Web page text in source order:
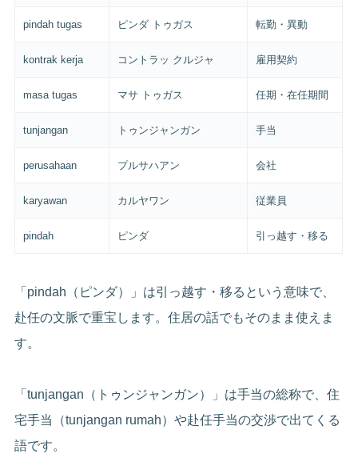
pindah tugas ピンダ トゥガス 転勤・異動
kontrak kerja コントラッ クルジャ 雇用契約
masa tugas マサ トゥガス 任期・在任期間
tunjangan トゥンジャンガン 手当
perusahaan プルサハアン 会社
karyawan カルヤワン 従業員
pindah ピンダ 引っ越す・移る
「pindah（ピンダ）」は引っ越す・移るという意味で、
赴任の文脈で重宝します。住居の話でもそのまま使えま
す。
「tunjangan（トゥンジャンガン）」は手当の総称で、住
宅手当（tunjangan rumah）や赴任手当の交渉で出てくる
語です。